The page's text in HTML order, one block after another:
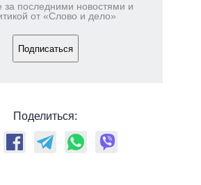
за последними новостями и
от «Слово и дело»
Подписаться
Поделиться: